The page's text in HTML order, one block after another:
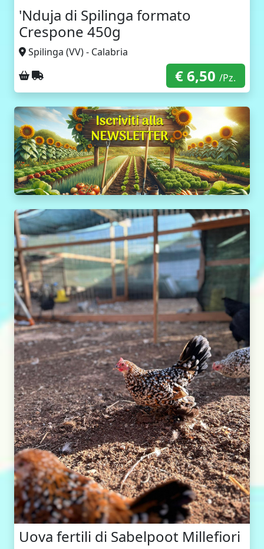
'Nduja di Spilinga formato
Crespone 450g
Spilinga (VV) - Calabria
Ritiro sul posto
Spedizione con corriere € 6,50/Pz.
Uova fertili di Sabelpoot Millefiori